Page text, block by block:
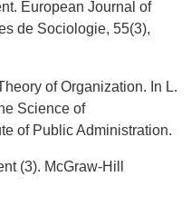
European Journal of
de Sociologie, 55(3),
of Organization. In L.
Science of
of Public Administration.
(3). McGraw-Hill